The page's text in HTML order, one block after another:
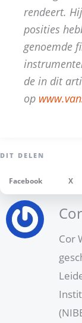
rendeert.
posities
genoemde
de in dit
op
Facebook X
Cor